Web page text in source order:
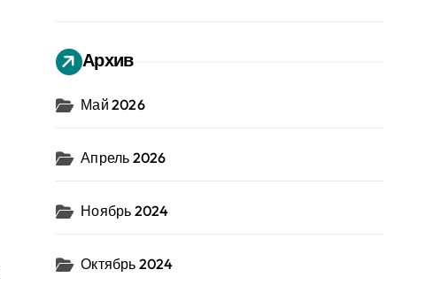
Архив
Май 2026
Апрель 2026
Ноябрь 2024
Октябрь 2024